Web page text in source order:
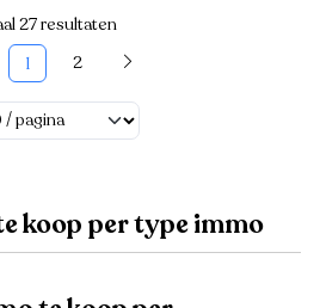
27 resultaten
1
2
koop per type immo